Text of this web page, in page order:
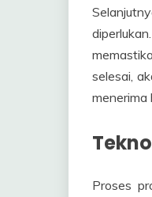
selesai,
menerima
Proses